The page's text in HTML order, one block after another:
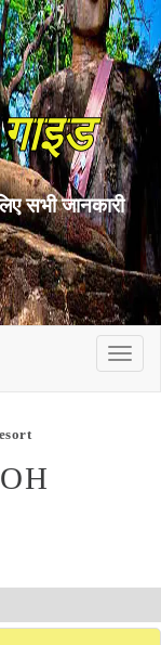
सभी जानकारी